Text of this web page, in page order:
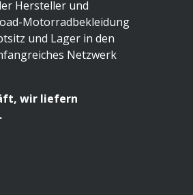
Hersteller und
Motorradbekleidung
und Lager in den
Netzwerk
wir liefern